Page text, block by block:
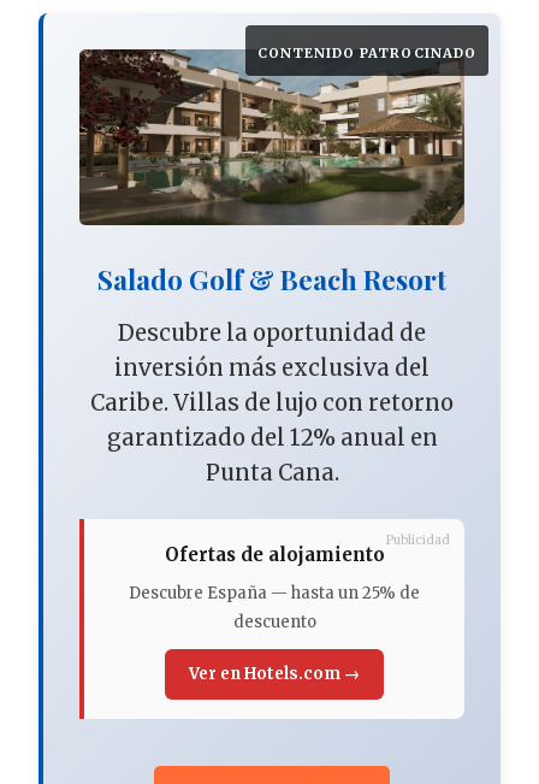
CONTENIDO PATROCINADO
Salado Golf & Beach Resort
Descubre la oportunidad de
inversión más exclusiva del
Caribe. Villas de lujo con retorno
garantizado del 12% anual en
Punta Cana.
Ofertas de alojamiento
Descubre España — hasta un 25% de
descuento
Ver en Hotels.com →
Publicidad